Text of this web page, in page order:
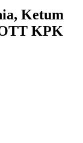
Ketum
KPK